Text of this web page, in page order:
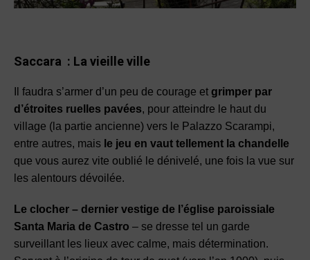
Saccara : La vieille ville
Il faudra s’armer d’un peu de courage et grimper par
d’étroites ruelles pavées, pour atteindre le haut du
village (la partie ancienne) vers le Palazzo Scarampi,
entre autres, mais le jeu en vaut tellement la chandelle
que vous aurez vite oublié le dénivelé, une fois la vue sur
les alentours dévoilée.
Le clocher – dernier vestige de l’église paroissiale
Santa Maria de Castro – se dresse tel un garde
surveillant les lieux avec calme, mais détermination.